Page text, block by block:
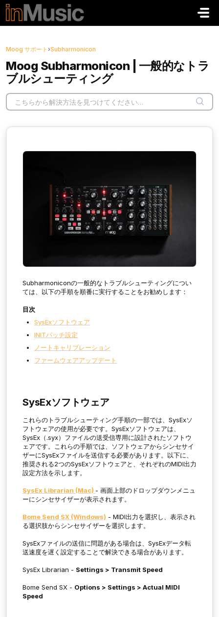
メインコンテンツに移動
Moog サポート ›Subharmonicon
Moog Subharmonicon | 一般的なトラ
ブルシューティング
Subharmoniconの一般的なトラブルシューティングについ
ては、以下の手順を順番に実行することをお勧めします：
目次
SysExソフトウェア
INITパッチ設定
ノートキャリブレーション
ファームウェアアップデート
SysExソフトウェア
これらのトラブルシューティング手順の一部では、SysExソ
フトウェアの使用が必要です。SysExソフトウェアは、
SysEx（.syx）ファイルの送受信専用に設計されたソフトウ
ェアです。これらの手順では、ソフトウェアからシンセサイ
ザーにSysExファイルを送信する必要があります。以下に、
推奨される2つのSysExソフトウェアと、それぞれのMIDI出力
設定方法を示します。
SysEx Librarian (Mac) - 画面上部のドロップダウンメニュ
ーにシンセサイザーが表示されます。
Bome Send SX (Windows) - MIDI出力を選択し、表示され
る選択肢からシンセサイザーを選択します。
SysExファイルの送信に問題がある場合は、SysExデータ転
送速度を遅く設定することで解決できる場合があります。
SysEx Librarian - Settings > Transmit Speed
Bome Send SX - Options > Settings > Actual MIDI
Speed